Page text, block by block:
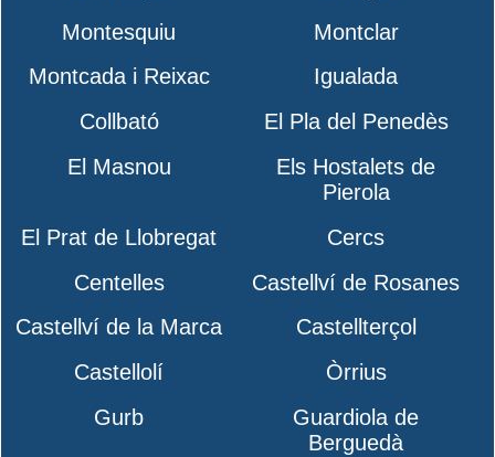
Montesquiu
Montclar
Montcada i Reixac
Igualada
Collbató
El Pla del Penedès
El Masnou
Els Hostalets de
Pierola
El Prat de Llobregat
Cercs
Centelles
Castellví de Rosanes
Castellví de la Marca
Castellterçol
Castellolí
Òrrius
Gurb
Guardiola de
Berguedà